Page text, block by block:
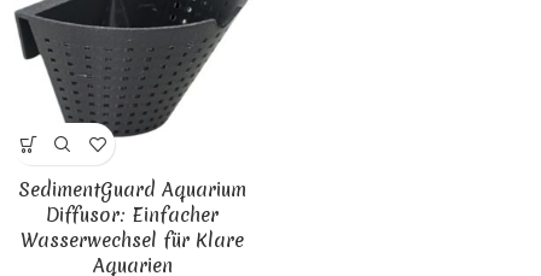
SedimentGuard Aquarium
Diffusor: Einfacher
Wasserwechsel für Klare
Aquarien